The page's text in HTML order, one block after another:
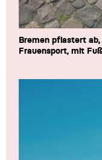
Bremen pflastert
Frauensport, mit